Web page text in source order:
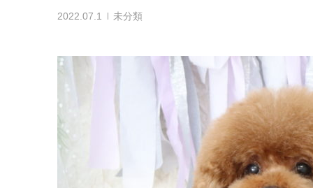
2022.07.1 未分類